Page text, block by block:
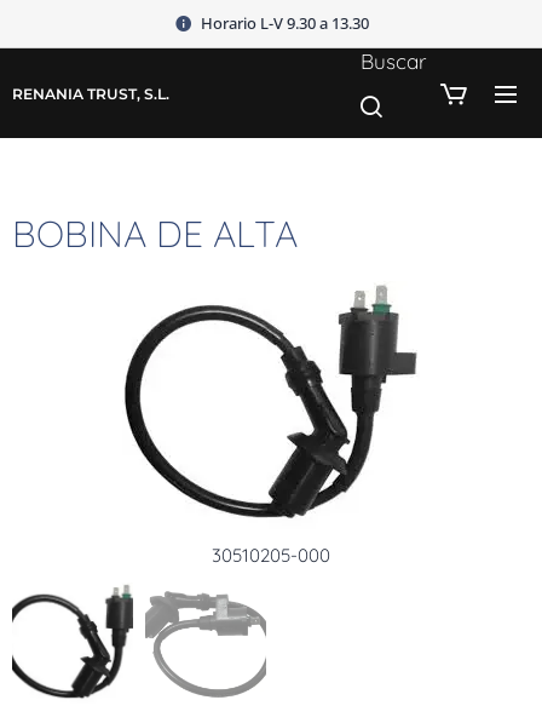
Horario L-V 9.30 a 13.30
RENANIA TRUST, S.L.
Buscar
BOBINA DE ALTA
30510205-000